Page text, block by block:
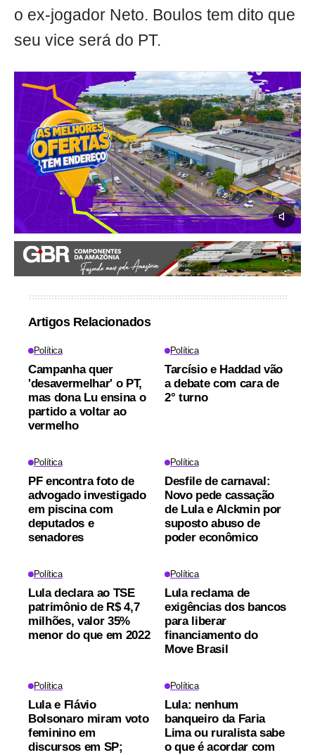
o ex-jogador Neto. Boulos tem dito que
seu vice será do PT.
Artigos Relacionados
Política
Campanha quer
'desavermelhar' o PT,
mas dona Lu ensina o
partido a voltar ao
vermelho
Política
Tarcísio e Haddad vão
a debate com cara de
2° turno
Política
PF encontra foto de
advogado investigado
em piscina com
deputados e
senadores
Política
Desfile de carnaval:
Novo pede cassação
de Lula e Alckmin por
suposto abuso de
poder econômico
Política
Lula declara ao TSE
patrimônio de R$ 4,7
milhões, valor 35%
menor do que em 2022
Política
Lula reclama de
exigências dos bancos
para liberar
financiamento do
Move Brasil
Política
Lula e Flávio
Bolsonaro miram voto
feminino em
discursos em SP;
Política
Lula: nenhum
banqueiro da Faria
Lima ou ruralista sabe
o que é acordar com